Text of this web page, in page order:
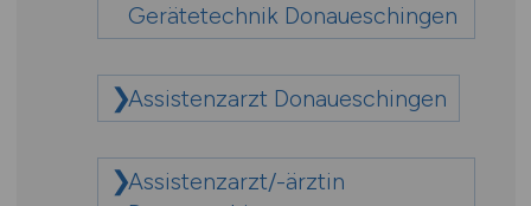
Gerätetechnik Donaueschingen
Assistenzarzt Donaueschingen
Assistenzarzt/-ärztin